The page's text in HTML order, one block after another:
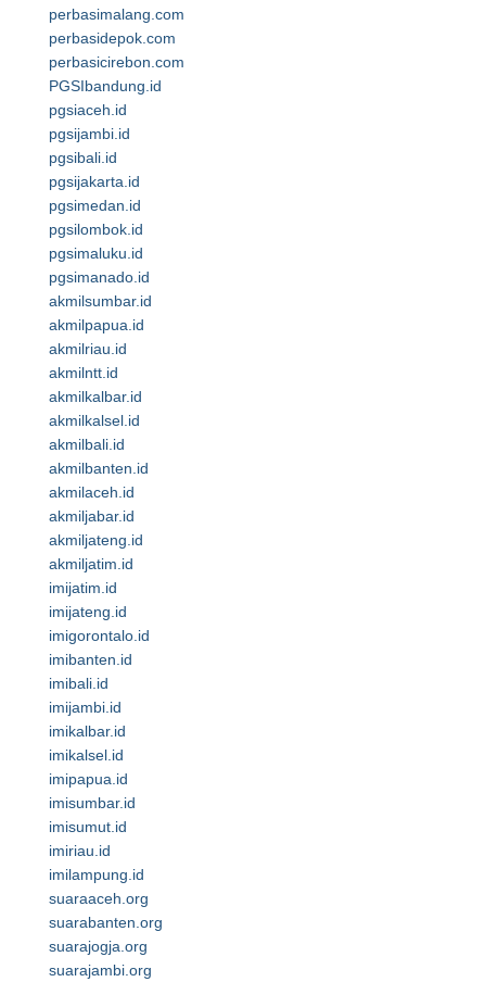
perbasimalang.com
perbasidepok.com
perbasicirebon.com
PGSIbandung.id
pgsiaceh.id
pgsijambi.id
pgsibali.id
pgsijakarta.id
pgsimedan.id
pgsilombok.id
pgsimaluku.id
pgsimanado.id
akmilsumbar.id
akmilpapua.id
akmilriau.id
akmilntt.id
akmilkalbar.id
akmilkalsel.id
akmilbali.id
akmilbanten.id
akmilaceh.id
akmiljabar.id
akmiljateng.id
akmiljatim.id
imijatim.id
imijateng.id
imigorontalo.id
imibanten.id
imibali.id
imijambi.id
imikalbar.id
imikalsel.id
imipapua.id
imisumbar.id
imisumut.id
imiriau.id
imilampung.id
suaraaceh.org
suarabanten.org
suarajogja.org
suarajambi.org